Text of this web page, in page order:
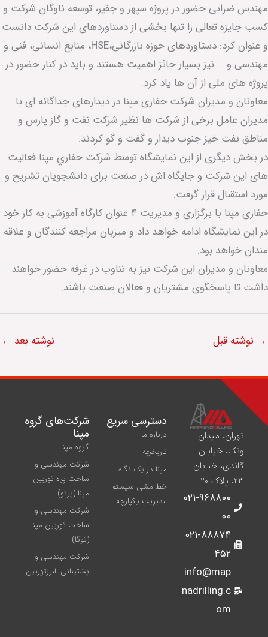
مهندس ضرابی حضور در پروژه سپهر و جفیر، توسعه ناوگان شرکت و
کسب جایزه تعالی را تنها بخَشی از دستاوردهای این شرکت دانست
و عنوان کرد: دستاوردهای حوزه بازرگانی،HSE، منابع انسانی، فنی و
مهندسی و … نیز بسیار حائز اهمیت هستند و باید در کنار حضور در
پروژه های ملی از آن ها یاد کرد.
معاونان و مدیران شرکت حفاری مپنا در دیدارهای جداگانه ای با
مدیران عامل برخی از شرکت ها نظیر شرکت نفت و گاز پارس و
مناطق نفت خیز جنوب دیدار و گفت و گو کردند. ‌
در بخش دیگری از این نمایشگاه توسط شرکت حفاري مپنا فعالیت
های این شرکت و جایگاه اش در صنعت برای دانشجویان تشریح و
مورد استقبال قرار گرفت.
حفاری مپنا با برگزاری و مدیریت ۴ عنوان کارگاه آموزشی به کار خود
در این نمایشگاه ادامه خواهد داد و میزبان مراجعه کنندگان و علاقه
مندان خواهد بود.
معاونان و مدیران این شرکت نیز به تناوب در غرفه حضور خواهند
داشت تا پاسخگوی مشتریان و فعالان صنعت باشند.
→ نوشته قبل نوشته بعد ←
تهران، میدان
ونک، خیابان
گاندی، خیابان
۲۳، پلاک ۲۰
۰۲۱-۹۶۸۸۰۰
۰۰
۰۲۱-۸۸۸۷۴
۴۵۲
info@map
nadrilling.c
om
دسترسی سریع
درباره ما
تاریخچه
مپنا در یک نگاه
خط مشی سیستم
مدیریت یکپارچه
شركت‌های گروه
مپنا
گروه مپنا
شرکت مهندسی و
ساخت پره‌ توربین
مپنا (پرتو)
شركت مهندسی و
ساخت توربين مپنا
(توگا)
شركت مهندسی و
پشتيبانی البرزتوربين